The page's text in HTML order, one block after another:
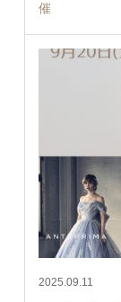
催
2025.09.11